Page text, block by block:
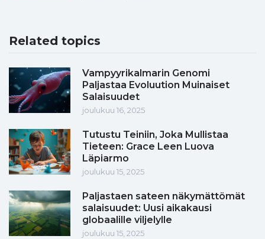
Related topics
Vampyyrikalmarin Genomi
Paljastaa Evoluution Muinaiset
Salaisuudet
joulukuu 16, 2025
Tutustu Teiniin, Joka Mullistaa
Tieteen: Grace Leen Luova
Läpiarmo
joulukuu 15, 2025
Paljastaen sateen näkymättömät
salaisuudet: Uusi aikakausi
globaalille viljelylle
joulukuu 15, 2025